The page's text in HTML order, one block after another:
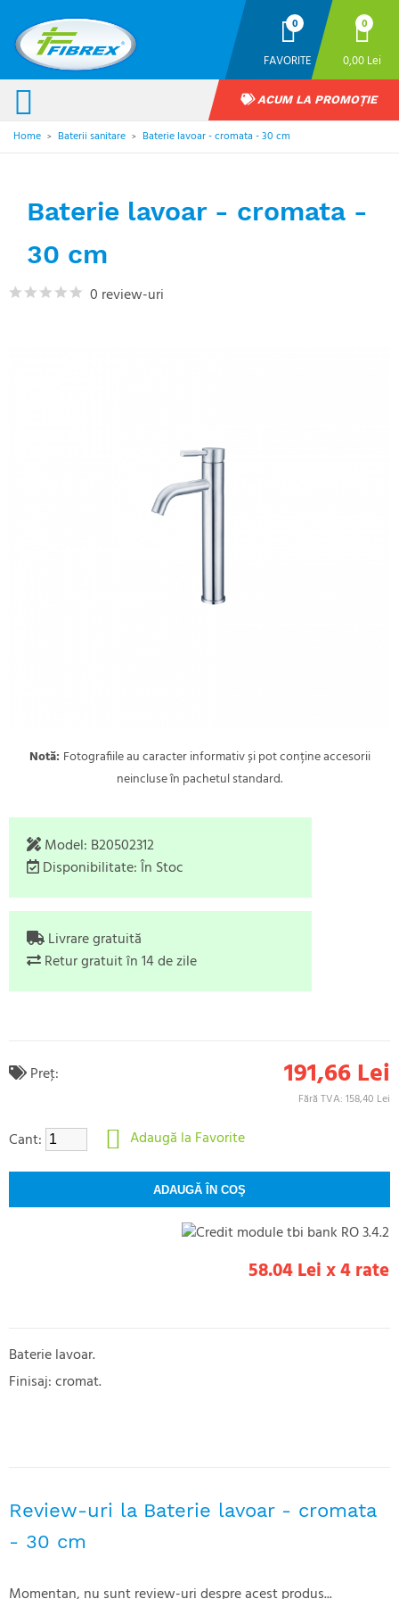
FAVORITE
0 0
0,00 Lei
ACUM LA PROMOȚIE
Home > Baterii sanitare > Baterie lavoar - cromata - 30 cm
Baterie lavoar - cromata -
30 cm
0 review-uri
Notă: Fotografiile au caracter informativ și pot conține accesorii
neincluse în pachetul standard.
Model: B20502312
Disponibilitate:În Stoc
Livrare gratuită
Retur gratuit în 14 de zile
Preţ: 191,66 Lei
Fără TVA: 158,40 Lei
Cant: Adaugă la Favorite
58.04 Lei x 4 rate
Baterie lavoar.
Finisaj: cromat.
Review-uri la Baterie lavoar - cromata
- 30 cm